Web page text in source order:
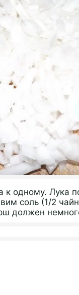
одному. Лука
соль (1/2
должен